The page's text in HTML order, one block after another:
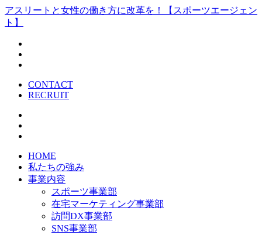
アスリートと女性の働き方に改革を！【スポーツエージェン
ト】
CONTACT
RECRUIT
HOME
私たちの強み
事業内容
スポーツ事業部
在宅マーケティング事業部
訪問DX事業部
SNS事業部